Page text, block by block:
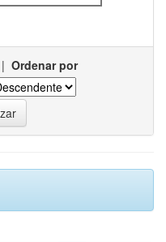
| Ordenar por